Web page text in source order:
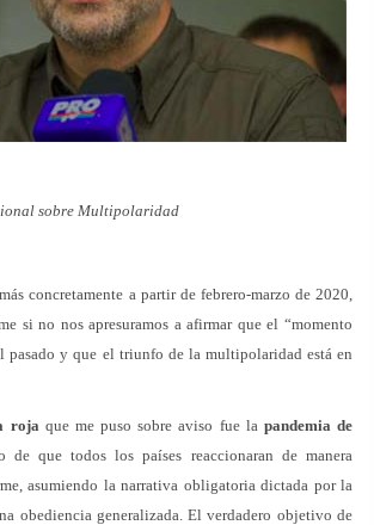
sobre Multipolaridad
concretamente a partir de febrero-marzo de 2020,
si no nos apresuramos a afirmar que el “momento
pasado y que el triunfo de la multipolaridad está en
rojaque me puso sobre aviso fue la pandemia de
de que todos los países reaccionaran de manera
asumiendo la narrativa obligatoria dictada por la
obediencia generalizada. El verdadero objetivo de